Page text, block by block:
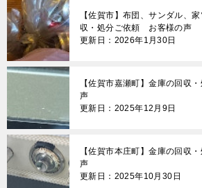
【佐賀市】布団、サンダル、
収・処分ご依頼 お客様の声
更新日：2026年1月30日
【佐賀市嘉瀬町】金庫の回収
声
更新日：2025年12月9日
【佐賀市本庄町】金庫の回収
声
更新日：2025年10月30日